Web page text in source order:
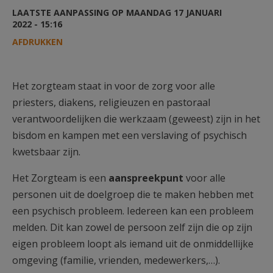
AANMELDEN OF REGISTREREN
LAATSTE AANPASSING OP MAANDAG 17 JANUARI
2022 - 15:16
AFDRUKKEN
Het zorgteam staat in voor de zorg voor alle
priesters, diakens, religieuzen en pastoraal
verantwoordelijken die werkzaam (geweest) zijn in het
bisdom en kampen met een verslaving of psychisch
kwetsbaar zijn.
Het Zorgteam is een aanspreekpunt voor alle
personen uit de doelgroep die te maken hebben met
een psychisch probleem. Iedereen kan een probleem
melden. Dit kan zowel de persoon zelf zijn die op zijn
eigen probleem loopt als iemand uit de onmiddellijke
omgeving (familie, vrienden, medewerkers,…).